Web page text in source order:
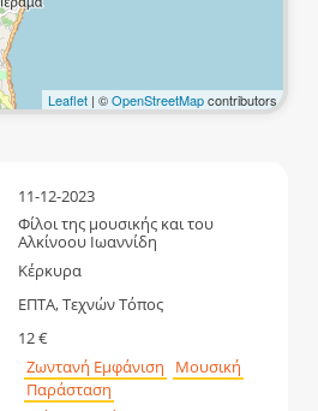
Leaflet | ©OpenStreetMapcontributors
11-12-2023
Φίλοι της μουσικής και του
Αλκίνοου Ιωαννίδη
Κέρκυρα
ΕΠΤΑ, Τεχνών Τόπος
12 €
Ζωντανή Εμφάνιση
Μουσική
Παράσταση